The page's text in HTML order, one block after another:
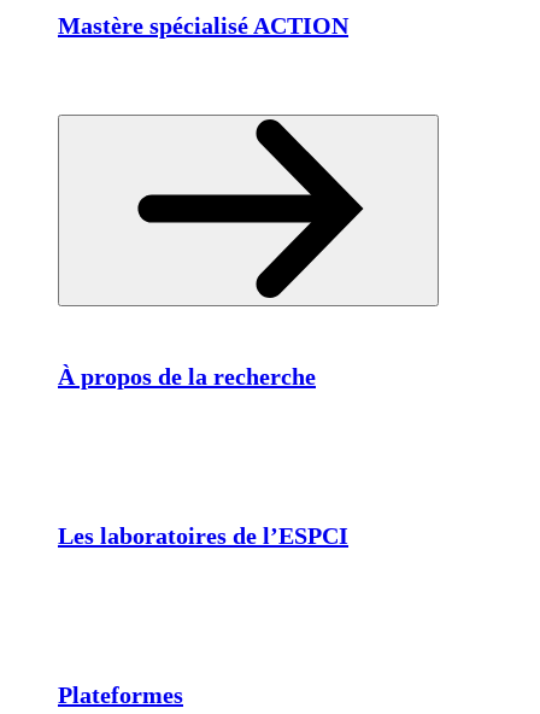
Mastère spécialisé ACTION
À propos de la recherche
Les laboratoires de l’ESPCI
Plateformes